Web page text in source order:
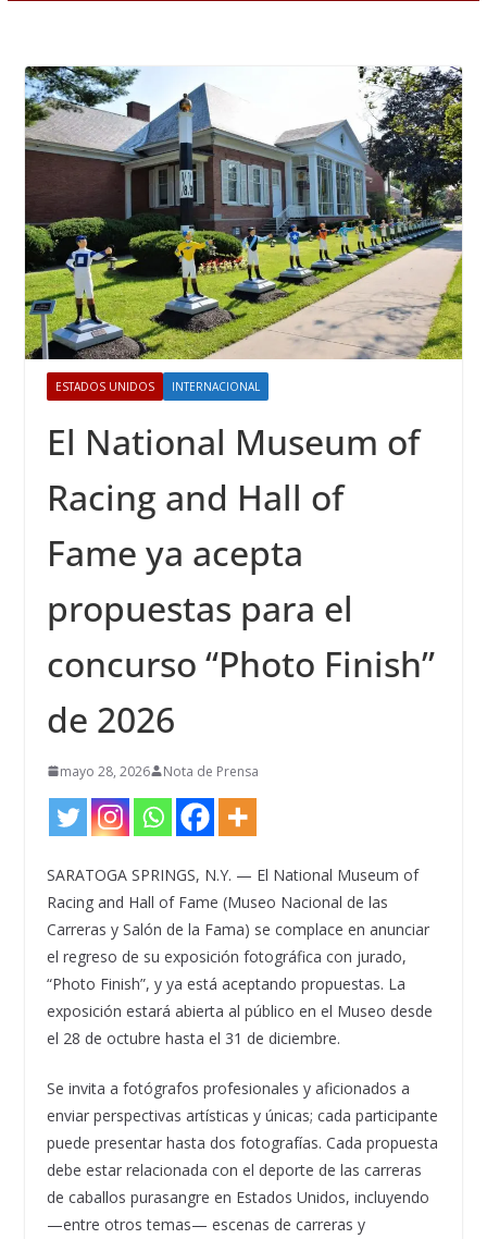
ESTADOS UNIDOS INTERNACIONAL
El National Museum of
Racing and Hall of
Fame ya acepta
propuestas para el
concurso “Photo Finish”
de 2026
mayo 28, 2026 Nota de Prensa
SARATOGA SPRINGS, N.Y. — El National Museum of
Racing and Hall of Fame (Museo Nacional de las
Carreras y Salón de la Fama) se complace en anunciar
el regreso de su exposición fotográfica con jurado,
“Photo Finish”, y ya está aceptando propuestas. La
exposición estará abierta al público en el Museo desde
el 28 de octubre hasta el 31 de diciembre.
Se invita a fotógrafos profesionales y aficionados a
enviar perspectivas artísticas y únicas; cada participante
puede presentar hasta dos fotografías. Cada propuesta
debe estar relacionada con el deporte de las carreras
de caballos purasangre en Estados Unidos, incluyendo
—entre otros temas— escenas de carreras y